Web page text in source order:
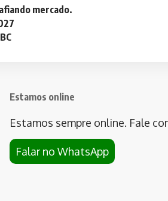
mercado.
Estamos online
Estamos sempre online. Fale
Falar no WhatsApp